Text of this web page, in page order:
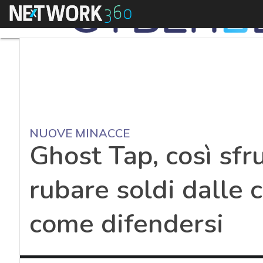
Menu
NUOVE MINACCE
Ghost Tap, così
rubare soldi dalle
come difendersi